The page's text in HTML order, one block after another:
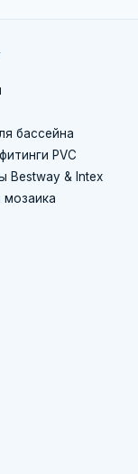
бассейна
PVC
Bestway & Intex
мозаика